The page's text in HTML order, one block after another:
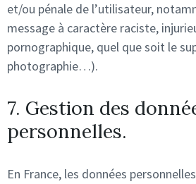
et/ou pénale de l’utilisateur,
message à caractère raciste,
pornographique, quel que soit le
photographie…).
7. Gestion des
personnelles.
En France, les données